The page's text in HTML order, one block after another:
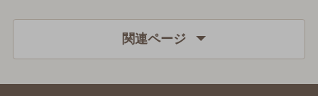
関連ページ